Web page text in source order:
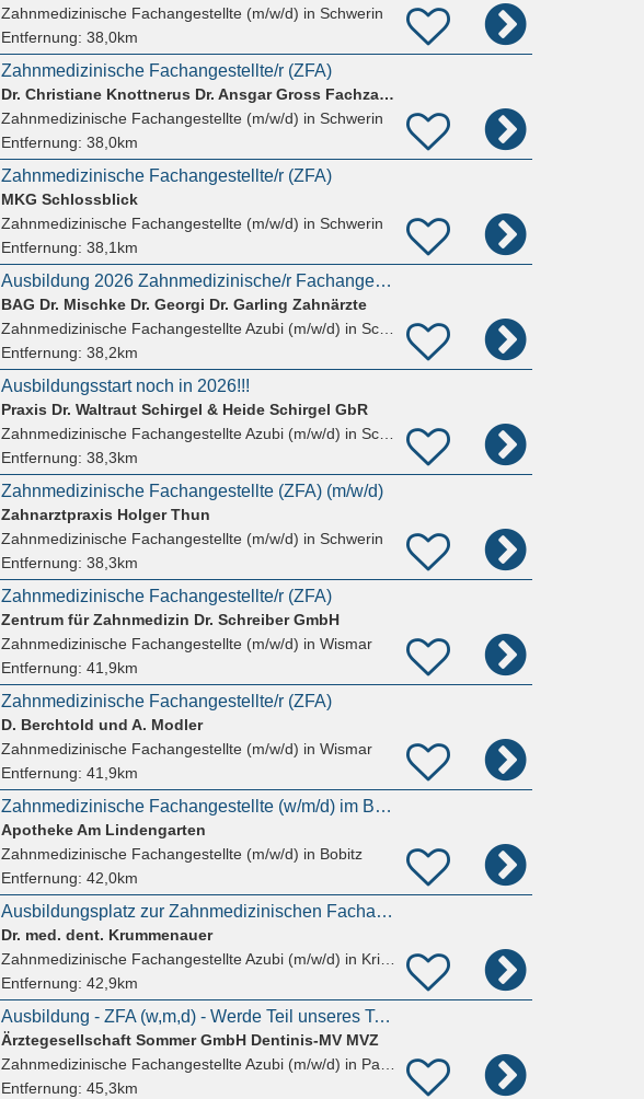
Zahnmedizinische Fachangestellte (m/w/d) in Schwerin
Entfernung: 38,0km
Zahnmedizinische Fachangestellte/r (ZFA)
Dr. Christiane Knottnerus Dr. Ansgar Gross Fachzahnärzte für Kieferorthopädie
Zahnmedizinische Fachangestellte (m/w/d) in Schwerin
Entfernung: 38,0km
Zahnmedizinische Fachangestellte/r (ZFA)
MKG Schlossblick
Zahnmedizinische Fachangestellte (m/w/d) in Schwerin
Entfernung: 38,1km
Ausbildung 2026 Zahnmedizinische/r Fachangestellte/r (m/w/d)
BAG Dr. Mischke Dr. Georgi Dr. Garling Zahnärzte
Zahnmedizinische Fachangestellte Azubi (m/w/d) in Schwerin
Entfernung: 38,2km
Ausbildungsstart noch in 2026!!!
Praxis Dr. Waltraut Schirgel & Heide Schirgel GbR
Zahnmedizinische Fachangestellte Azubi (m/w/d) in Schwerin
Entfernung: 38,3km
Zahnmedizinische Fachangestellte (ZFA) (m/w/d)
Zahnarztpraxis Holger Thun
Zahnmedizinische Fachangestellte (m/w/d) in Schwerin
Entfernung: 38,3km
Zahnmedizinische Fachangestellte/r (ZFA)
Zentrum für Zahnmedizin Dr. Schreiber GmbH
Zahnmedizinische Fachangestellte (m/w/d) in Wismar
Entfernung: 41,9km
Zahnmedizinische Fachangestellte/r (ZFA)
D. Berchtold und A. Modler
Zahnmedizinische Fachangestellte (m/w/d) in Wismar
Entfernung: 41,9km
Zahnmedizinische Fachangestellte (w/m/d) im Bereich Stuhlassistenz in Voll- oder Teilzeit gesucht
Apotheke Am Lindengarten
Zahnmedizinische Fachangestellte (m/w/d) in Bobitz
Entfernung: 42,0km
Ausbildungsplatz zur Zahnmedizinischen Fachangestellten
Dr. med. dent. Krummenauer
Zahnmedizinische Fachangestellte Azubi (m/w/d) in Kritzmow
Entfernung: 42,9km
Ausbildung - ZFA (w,m,d) - Werde Teil unseres Teams –
Ärztegesellschaft Sommer GmbH Dentinis-MV MVZ
Zahnmedizinische Fachangestellte Azubi (m/w/d) in Papendorf Rostock
Entfernung: 45,3km